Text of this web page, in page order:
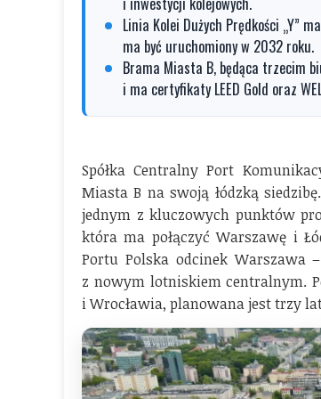
Linia Kolei Dużych Prędkości „Y”
ma być uruchomiony w 2032 roku.
Brama Miasta B, będąca trzecim
i ma certyfikaty LEED Gold oraz
Spółka Centralny Port
Miasta B na swoją łódzką
jednym z kluczowych punktów
która ma połączyć Warszawę i
Portu Polska odcinek Warszawa
z nowym lotniskiem centralnym.
i Wrocławia, planowana jest trzy